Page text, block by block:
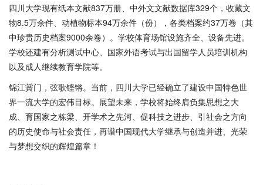
四川大学现有纸本文献837万册、中外文文献数据库329个，收藏文
物8.5万余件、动植物标本94万余件（份），各类档案约37万卷（其
中珍贵历史档案9000余卷）。学校体育场馆设施齐全、设备先进。
学校还建有分析测试中心、国家外语考试与出国留学人员培训机构
以及成人继续教育学院等。
锦江黉门，弦歌铿锵。当前，四川大学已经确立了建设中国特色世
界一流大学的宏伟目标。展望未来，学校将始终肩负集思想之大
成、育国家之栋梁、开学术之先河、促科技之进步、引社会之方向
的历史使命与社会责任，再谱中国现代大学继承与创造并进、光荣
与梦想交织的辉煌篇章！